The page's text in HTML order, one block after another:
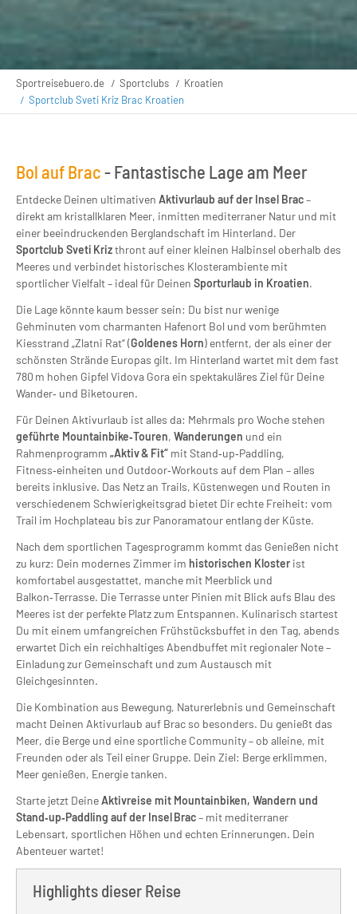
Sportreisebuero.de Sportclubs
Kroatien
Sportclub Sveti Kriz Brac Kroatien
Bol auf Brac- Fantastische Lage am Meer
Entdecke Deinen ultimativen Aktivurlaub auf der Insel Brac–
direkt am kristallklaren Meer, inmitten mediterraner Natur und mit
einer beeindruckenden Berglandschaft im Hinterland. Der
Sportclub Sveti Krizthront auf einer kleinen Halbinsel oberhalb des
Meeres und verbindet historisches Klosterambiente mit
sportlicher Vielfalt – ideal für Deinen Sporturlaub in Kroatien.
Die Lage könnte kaum besser sein: Du bist nur wenige
Gehminuten vom charmanten Hafenort Bol und vom berühmten
Kiesstrand „Zlatni Rat“ (Goldenes Horn) entfernt, der als einer der
schönsten Strände Europas gilt. Im Hinterland wartet mit dem fast
780 m hohen Gipfel Vidova Gora ein spektakuläres Ziel für Deine
Wander‑ und Biketouren.
Für Deinen Aktivurlaub ist alles da: Mehrmals pro Woche stehen
geführte Mountainbike‑Touren, Wanderungen und ein
Rahmenprogramm „Aktiv & Fit“ mit Stand‑up‑Paddling,
Fitness‑einheiten und Outdoor‑Workouts auf dem Plan – alles
bereits inklusive. Das Netz an Trails, Küstenwegen und Routen in
verschiedenem Schwierigkeitsgrad bietet Dir echte Freiheit: vom
Trail im Hochplateau bis zur Panoramatour entlang der Küste.
Nach dem sportlichen Tagesprogramm kommt das Genießen nicht
zu kurz: Dein modernes Zimmer im historischen Kloster ist
komfortabel ausgestattet, manche mit Meerblick und
Balkon‑Terrasse. Die Terrasse unter Pinien mit Blick aufs Blau des
Meeres ist der perfekte Platz zum Entspannen. Kulinarisch startest
Du mit einem umfangreichen Frühstücksbuffet in den Tag, abends
erwartet Dich ein reichhaltiges Abendbuffet mit regionaler Note –
Einladung zur Gemeinschaft und zum Austausch mit
Gleichgesinnten.
Die Kombination aus Bewegung, Naturerlebnis und Gemeinschaft
macht Deinen Aktivurlaub auf Brac so besonders. Du genießt das
Meer, die Berge und eine sportliche Community – ob alleine, mit
Freunden oder als Teil einer Gruppe. Dein Ziel: Berge erklimmen,
Meer genießen, Energie tanken.
Starte jetzt DeineAktivreise mit Mountainbiken, Wandern und
Stand‑up‑Paddling auf der Insel Brac– mit mediterraner
Lebensart, sportlichen Höhen und echten Erinnerungen. Dein
Abenteuer wartet!
Highlights dieser Reise